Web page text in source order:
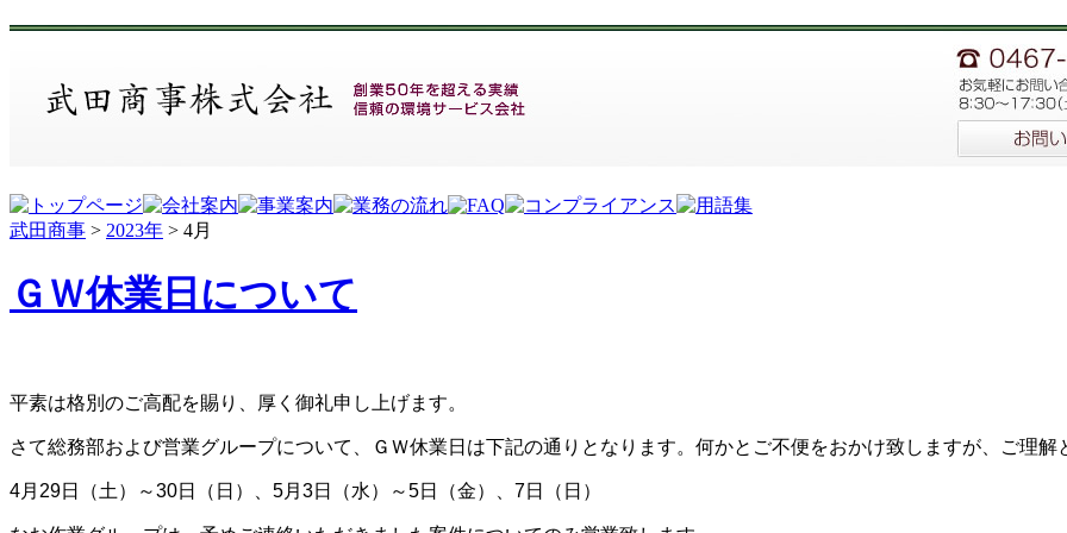
武田商事 > 2023年 > 4月
ＧＷ休業日について
平素は格別のご高配を賜り、厚く御礼申し上げます。
さて総務部および営業グループについて、ＧＷ休業日は下記の通りとなります。何かとご不便をおかけ致しますが、ご理
4月29日（土）～30日（日）、5月3日（水）～5日（金）、7日（日）